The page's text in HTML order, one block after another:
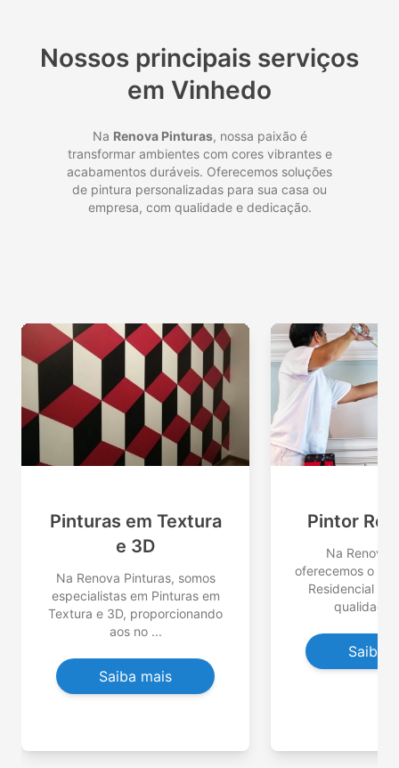
Nossos principais serviços
em Vinhedo
Na Renova Pinturas, nossa paixão é
transformar ambientes com cores vibrantes e
acabamentos duráveis. Oferecemos soluções
de pintura personalizadas para sua casa ou
empresa, com qualidade e dedicação.
Pinturas em Textura
e 3D
Na Renova Pinturas, somos
especialistas em Pinturas em
Textura e 3D, proporcionando
aos no ...
Saiba mais
Pintor
Na Renova
oferecemos o
Residencial
qualidade
Saiba